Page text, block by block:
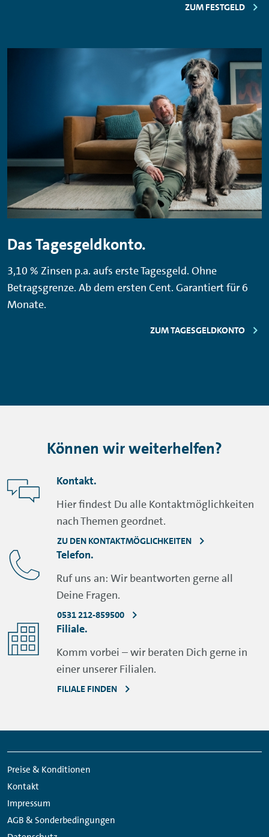
ZUM FESTGELD
Das Tagesgeldkonto.
3,10 % Zinsen p.a. aufs erste Tagesgeld. Ohne
Betragsgrenze. Ab dem ersten Cent. Garantiert für 6
Monate.
ZUM TAGESGELDKONTO
Können wir weiterhelfen?
Kontakt.
Hier findest Du alle Kontaktmöglichkeiten
nach Themen geordnet.
ZU DEN KONTAKTMÖGLICHKEITEN
Telefon.
Ruf uns an: Wir beantworten gerne all
Deine Fragen.
0531 212-859500
Filiale.
Komm vorbei – wir beraten Dich gerne in
einer unserer Filialen.
FILIALE FINDEN
Navigation
Preise & Konditionen
Kontakt
Impressum
AGB & Sonderbedingungen
Media
Links